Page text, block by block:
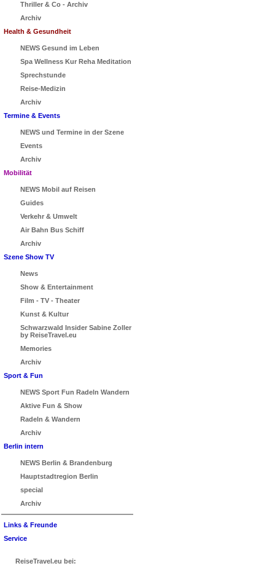
Thriller & Co - Archiv
Archiv
Health & Gesundheit
NEWS Gesund im Leben
Spa Wellness Kur Reha Meditation
Sprechstunde
Reise-Medizin
Archiv
Termine & Events
NEWS und Termine in der Szene
Events
Archiv
Mobilität
NEWS Mobil auf Reisen
Guides
Verkehr & Umwelt
Air Bahn Bus Schiff
Archiv
Szene Show TV
News
Show & Entertainment
Film - TV - Theater
Kunst & Kultur
Schwarzwald Insider Sabine Zoller
by ReiseTravel.eu
Memories
Archiv
Sport & Fun
NEWS Sport Fun Radeln Wandern
Aktive Fun & Show
Radeln & Wandern
Archiv
Berlin intern
NEWS Berlin & Brandenburg
Hauptstadtregion Berlin
special
Archiv
Links & Freunde
Service
ReiseTravel.eu bei: